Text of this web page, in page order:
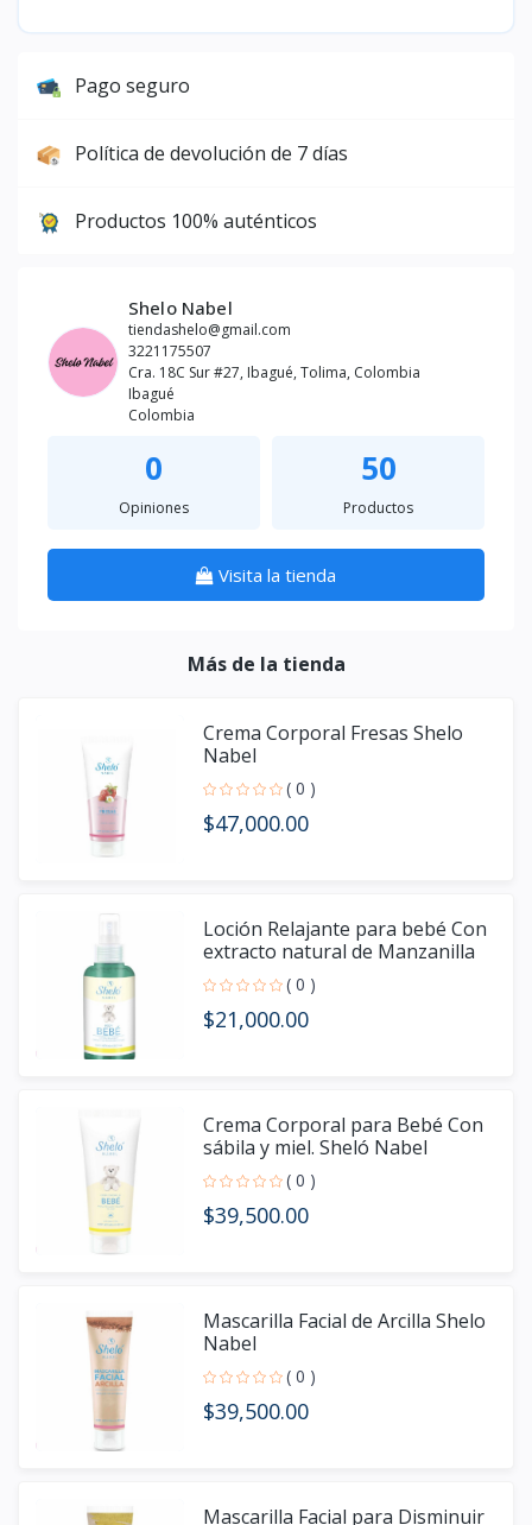
Pago seguro
Política de devolución de 7 días
Productos 100% auténticos
Shelo Nabel
tiendashelo@gmail.com
3221175507
Cra. 18C Sur #27, Ibagué, Tolima, Colombia
Ibagué
Colombia
0
Opiniones
50
Productos
Visita la tienda
Más de la tienda
Crema Corporal Fresas Shelo
Nabel
( 0 )
$47,000.00
Loción Relajante para bebé Con
extracto natural de Manzanilla
Shelo nabel
( 0 )
$21,000.00
Crema Corporal para Bebé Con
sábila y miel. Sheló Nabel
( 0 )
$39,500.00
Mascarilla Facial de Arcilla Shelo
Nabel
( 0 )
$39,500.00
Mascarilla Facial para Disminuir